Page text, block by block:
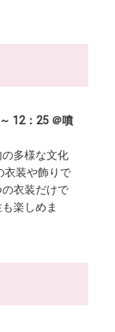
12：25 ＠噴
多様な文化
衣装や飾りで
衣装だけで
楽しめま